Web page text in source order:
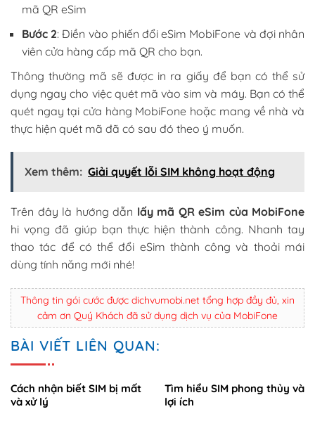
mã QR eSim
Bước 2: Điền vào phiến đổi eSim MobiFone và đợi nhân
viên cửa hàng cấp mã QR cho bạn.
Thông thường mã sẽ được in ra giấy để bạn có thể sử
dụng ngay cho việc quét mã vào sim và máy. Bạn có thể
quét ngay tại cửa hàng MobiFone hoặc mang về nhà và
thực hiện quét mã đã có sau đó theo ý muốn.
Xem thêm: Giải quyết lỗi SIM không hoạt động
Trên đây là hướng dẫn lấy mã QR eSim của MobiFone
hi vọng đã giúp bạn thực hiện thành công. Nhanh tay
thao tác để có thể đổi eSim thành công và thoải mái
dùng tính năng mới nhé!
Thông tin gói cước được dichvumobi.net tổng hợp đầy đủ, xin
cảm ơn Quý Khách đã sử dụng dịch vụ của MobiFone
BÀI VIẾT LIÊN QUAN:
Cách nhận biết SIM bị mất
và xử lý
Tìm hiểu SIM phong thủy và
lợi ích